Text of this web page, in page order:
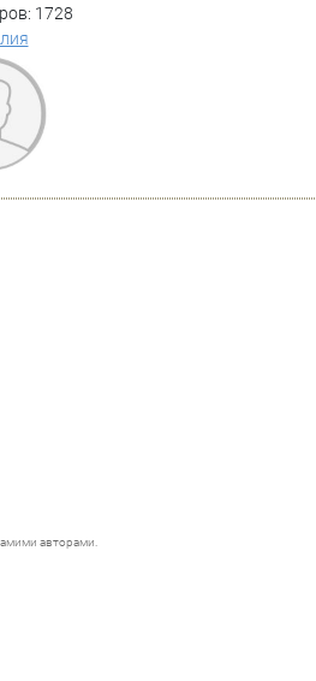
1728
авторами.